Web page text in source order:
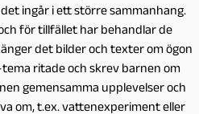
ingår i ett större sammanhang.
för tillfället har behandlar de
det bilder och texter om ögon
ritade och skrev barnen om
gemensamma upplevelser och
om, t.ex. vattenexperiment eller